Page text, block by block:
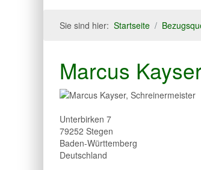
Sie sind hier:Startseite
Marcus
Unterbirken 7
79252 Stegen
Baden-Württemberg
Deutschland